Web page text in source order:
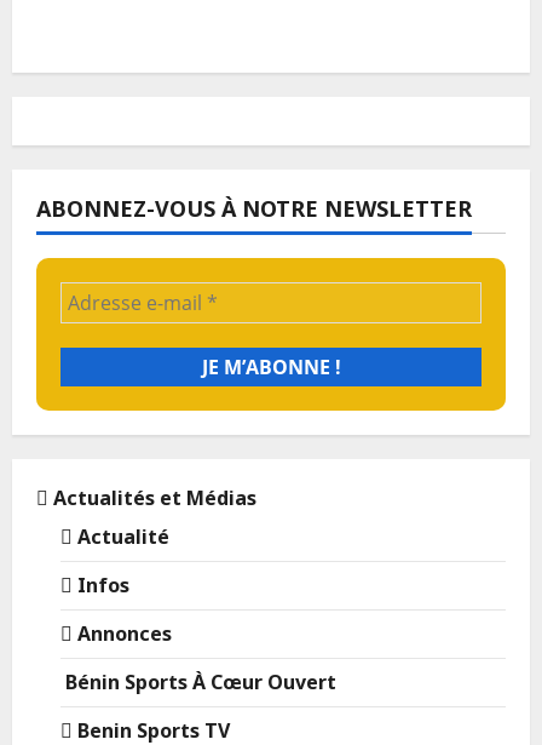
ABONNEZ-VOUS À NOTRE NEWSLETTER
Actualités et Médias
Actualité
Infos
Annonces
Bénin Sports À Cœur Ouvert
Benin Sports TV